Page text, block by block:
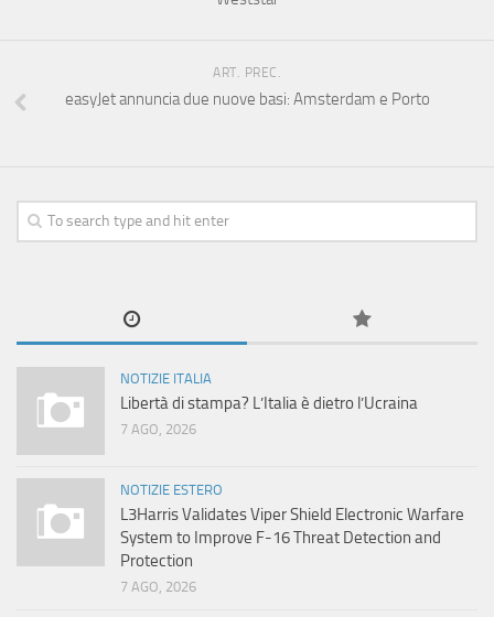
ART. PREC.
easyJet annuncia due nuove basi: Amsterdam e Porto
NOTIZIE ITALIA
Libertà di stampa? L’Italia è dietro l’Ucraina
7 AGO, 2026
NOTIZIE ESTERO
L3Harris Validates Viper Shield Electronic Warfare
System to Improve F-16 Threat Detection and
Protection
7 AGO, 2026